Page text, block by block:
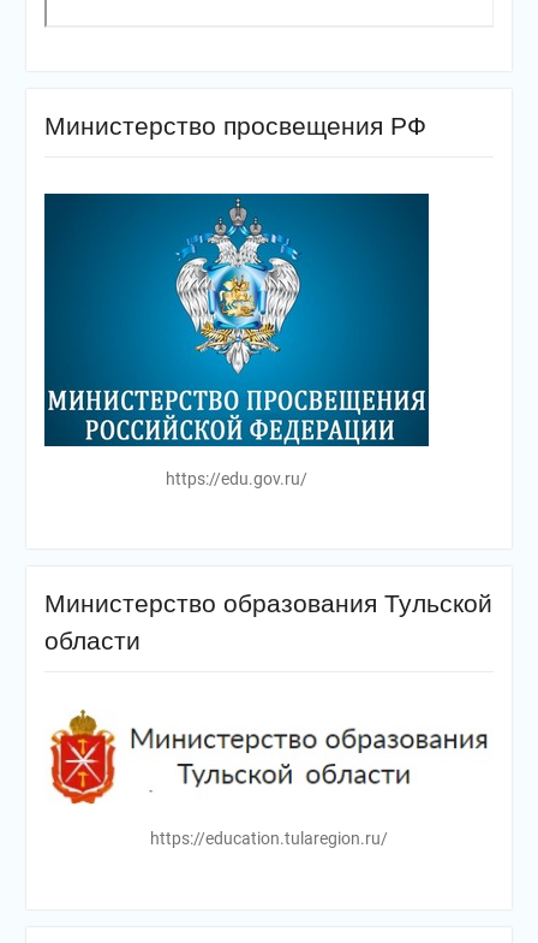
Министерство просвещения РФ
https://edu.gov.ru/
Министерство образования Тульской
области
https://education.tularegion.ru/